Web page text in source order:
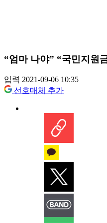
“엄마 나야” “국민지원
입력 2021-09-06 10:35
선호매체 추가